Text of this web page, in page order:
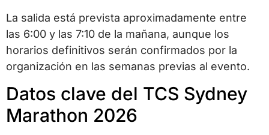
La salida está prevista aproximadamente entre
las 6:00 y las 7:10 de la mañana, aunque los
horarios definitivos serán confirmados por la
organización en las semanas previas al evento.
Datos clave del TCS Sydney
Marathon 2026